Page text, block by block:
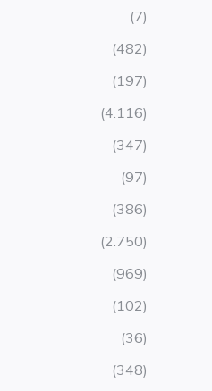
(7)
(482)
(197)
(4.116)
(347)
(97)
(386)
(2.750)
(969)
(102)
(36)
(348)